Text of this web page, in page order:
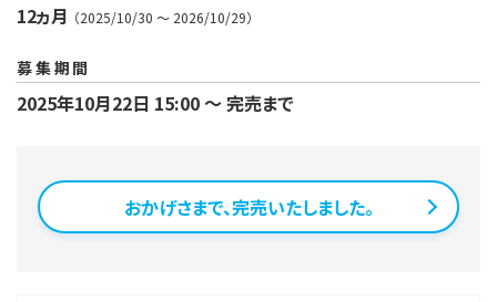
12ヵ月 （2025/10/30 〜 2026/10/29）
募集期間
2025年10月22日 15:00 〜 完売まで
おかげさまで、完売いたしました。